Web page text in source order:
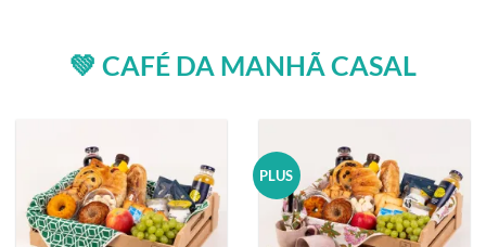
💚 CAFÉ DA MANHÃ CASAL
PLUS